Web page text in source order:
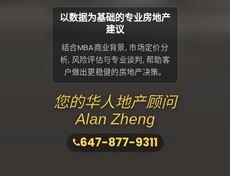
以数据为基础的专业房地产
建议
结合MBA商业背景, 市场定价分
析, 风险评估与专业谈判, 帮助客
户做出更稳健的房地产决策。
您的华人地产顾问
Alan Zheng
647-877-9311